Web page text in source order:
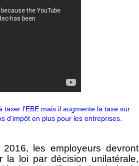
l'EBE mais il augmente la taxe sur
d'impôt en plus pour les entreprises.
les employeurs devront
la loi par décision unilatérale,